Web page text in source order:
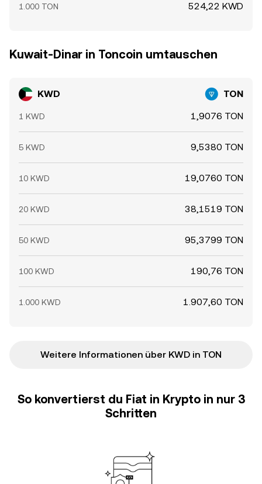
1.000 TON 524,22 KWD
Kuwait-Dinar in Toncoin umtauschen
KWD TON
1 KWD 1,9076 TON
5 KWD 9,5380 TON
10 KWD 19,0760 TON
20 KWD 38,1519 TON
50 KWD 95,3799 TON
100 KWD 190,76 TON
1.000 KWD 1.907,60 TON
Weitere Informationen über KWD in TON
So konvertierst du Fiat in Krypto in nur 3
Schritten